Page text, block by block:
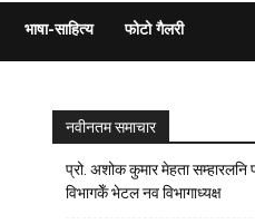
भाषा-साहित्य फोटो गैलरी
नवीनतम समाचार
प्रो. अशोक कुमार मेहता सम्हारलनि
विभागकेँ भेटल नव विभागाध्यक्ष